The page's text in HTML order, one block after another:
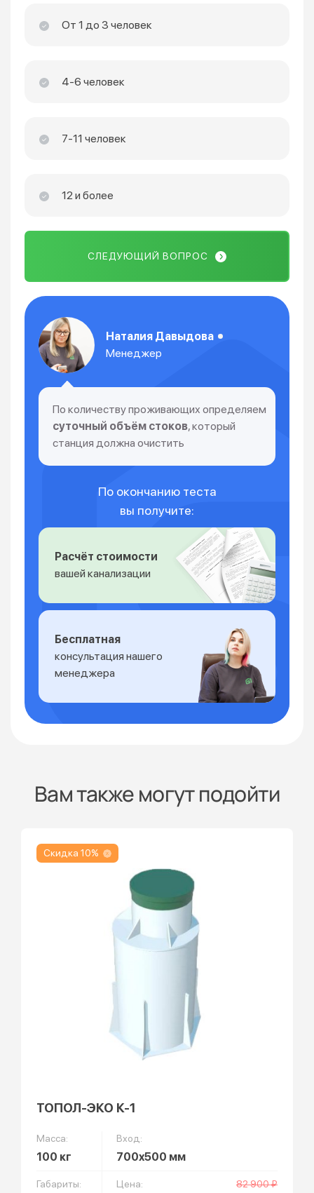
От 1 до 3 человек
4-6 человек
7-11 человек
12 и более
СЛЕДУЮЩИЙ ВОПРОС
Наталия Давыдова
Менеджер
По количеству проживающих определяем
суточный объём стоков, который
станция должна очистить
По окончанию теста
вы получите:
Расчёт стоимости
вашей канализации
Бесплатная
консультация нашего
менеджера
Вам также могут подойти
Скидка 10%
ТОПОЛ-ЭКО К-1
Масса:
100 кг
Вход:
700x500 мм
Габариты: 82 900 ₽
Цена: